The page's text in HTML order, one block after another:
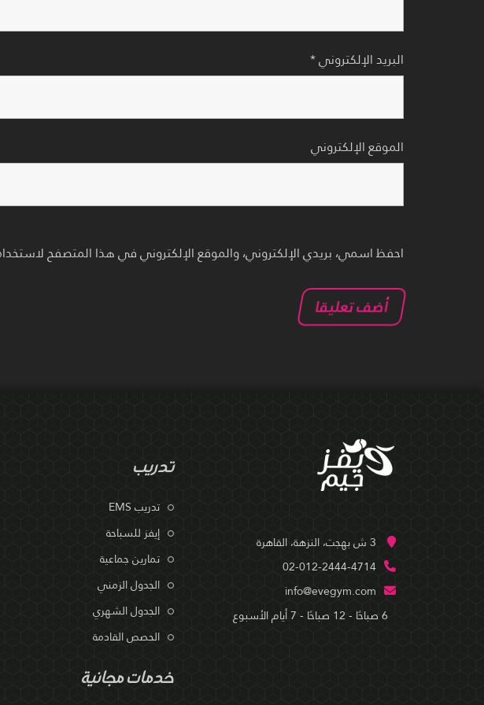
البريد الإلكتروني*
الموقع الإلكتروني
احفظ اسمي، بريدي الإلكتروني، والموقع الإلكتروني في هذا المتصفح
3 ش بهجت، النزهة، القاهرة
02-012-2444-4714
info@evegym.com
6 صباحًا - 12 صباحًا - 7 أيام الأسبوع
تدريب
تدريب EMS
إيفز للسباحة
تمارين جماعية
الجدول الزمني
الجدول الشهري
الحصص القادمة
خدمات مجانية